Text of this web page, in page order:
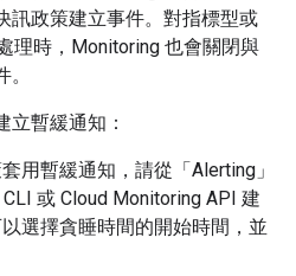
訊政策建立事件。對指標型或
理時，Monitoring 也會關閉與
立暫緩通知：
用暫緩通知，請從「Alerting」
或 Cloud Monitoring API 建
選擇貪睡時間的開始時間，並